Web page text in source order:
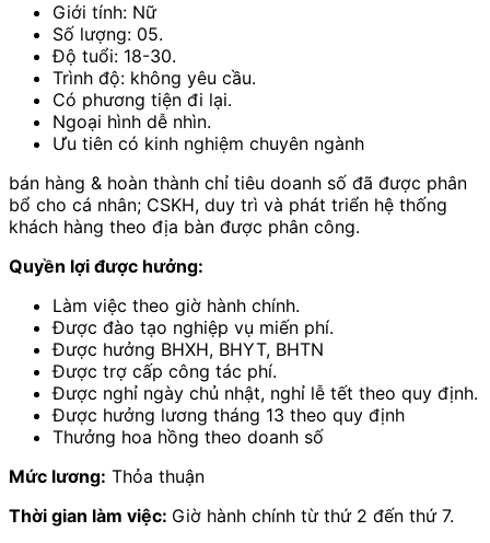
Giới tính: Nữ
Số lượng: 05.
Độ tuổi: 18-30.
Trình độ: không yêu cầu.
Có phương tiện đi lại.
Ngoại hình dễ nhìn.
Ưu tiên có kinh nghiệm chuyên ngành
bán hàng & hoàn thành chỉ tiêu doanh số đã được phân
bổ cho cá nhân; CSKH, duy trì và phát triển hệ thống
khách hàng theo địa bàn được phân công.
Quyền lợi được hưởng:
Làm việc theo giờ hành chính.
Được đào tạo nghiệp vụ miến phí.
Được hưởng BHXH, BHYT, BHTN
Được trợ cấp công tác phí.
Được nghỉ ngày chủ nhật, nghỉ lễ tết theo quy định.
Được hưởng lương tháng 13 theo quy định
Thưởng hoa hồng theo doanh số
Mức lương: Thỏa thuận
Thời gian làm việc: Giờ hành chính từ thứ 2 đến thứ 7.